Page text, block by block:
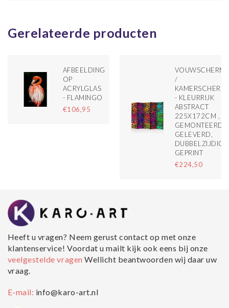
Gerelateerde producten
AFBEELDING
OP
ACRYLGLAS
- FLAMINGO
€106,95
VOUWSCHERM
/
KAMERSCHERM
- KLEURRIJK
ABSTRACT
225X172CM ,
GEMONTEERD
GELEVERD,
DUBBELZIJDIG
GEPRINT
€224,50
Heeft u vragen? Neem gerust contact op met onze
klantenservice! Voordat u mailt kijk ook eens bij onze
veelgestelde vragenWellicht beantwoorden wij daar uw
vraag.
E-mail: info@karo-art.nl